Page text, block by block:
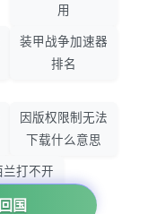
国
用
装甲战争加速器
排名
因版权限制无法
下载什么意思
兰打不开
怎么办